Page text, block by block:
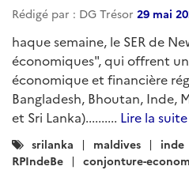
Rédigé par : DG Trésor 29 mai
haque semaine, le SER de
économiques", qui offrent
économique et financière
Bangladesh, Bhoutan, Inde,
et Sri Lanka).......... Lire la suite
Catégories
:
srilanka maldives inde
RPIndeBe
conjonture-